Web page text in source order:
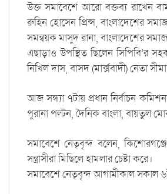
উক্ত সমাবেশে আরো বক্তব্য রাখেন
রুহিন হোসেন প্রিন্স, বাংলাদেশের
সমন্বয়ক মাসুদ রানা, বাংলাদেশের
এছাড়াও উপস্থিত ছিলেন সিপিবি’র
নিখিল দাস, বাসদ (মার্ক্সবাদী) নেতা
আজ সন্ধ্যা ৭টায় প্রধান নির্বাচন
পুরানা পল্টন, দৈনিক বাংলা, বায়তুল
সমাবেশে নেতৃবৃন্দ বলেন,
সন্ত্রাসীরা মিছিলে হামলার চেষ্টা করে।
সমাবেশে নেতৃবৃন্দ আগামীকাল সকাল